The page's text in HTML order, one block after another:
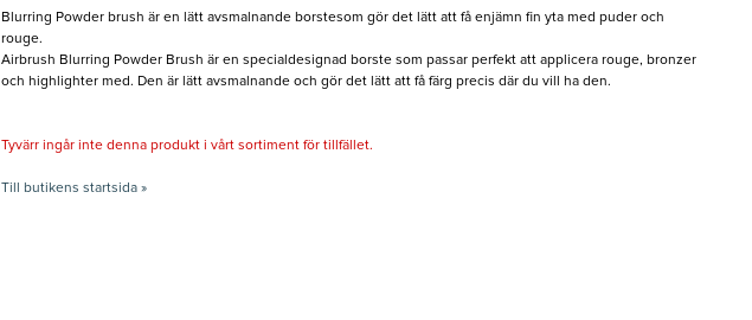
Blurring Powder brush är en lätt avsmalnande borstesom gör det lätt att få enjämn fin yta med puder och
rouge.
Airbrush Blurring Powder Brush är en specialdesignad borste som passar perfekt att applicera rouge, bronzer
och highlighter med. Den är lätt avsmalnande och gör det lätt att få färg precis där du vill ha den.
Tyvärr ingår inte denna produkt i vårt sortiment för tillfället.
Till butikens startsida »